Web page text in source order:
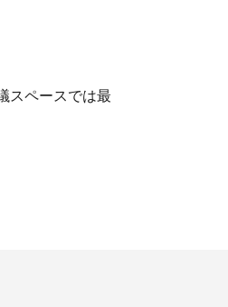
スペースでは最